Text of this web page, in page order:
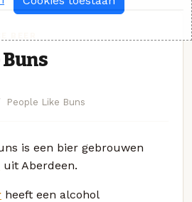
People Like Buns
is een bier gebrouwen
uit Aberdeen.
heeft een alcohol